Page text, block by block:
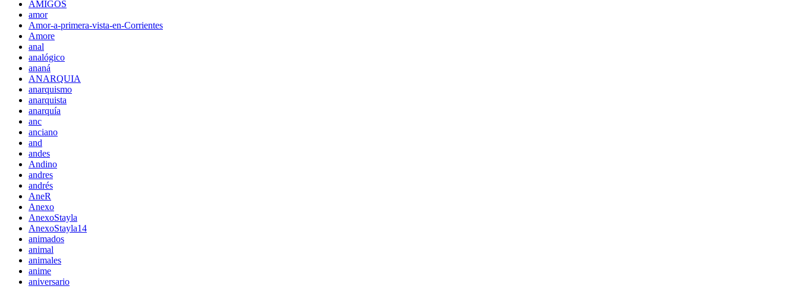
AMIGOS
amor
Amor-a-primera-vista-en-Corrientes
Amore
anal
analógico
ananá
ANARQUIA
anarquismo
anarquista
anarquía
anc
anciano
and
andes
Andino
andres
andrés
AneR
Anexo
AnexoStayla
AnexoStayla14
animados
animal
animales
anime
aniversario